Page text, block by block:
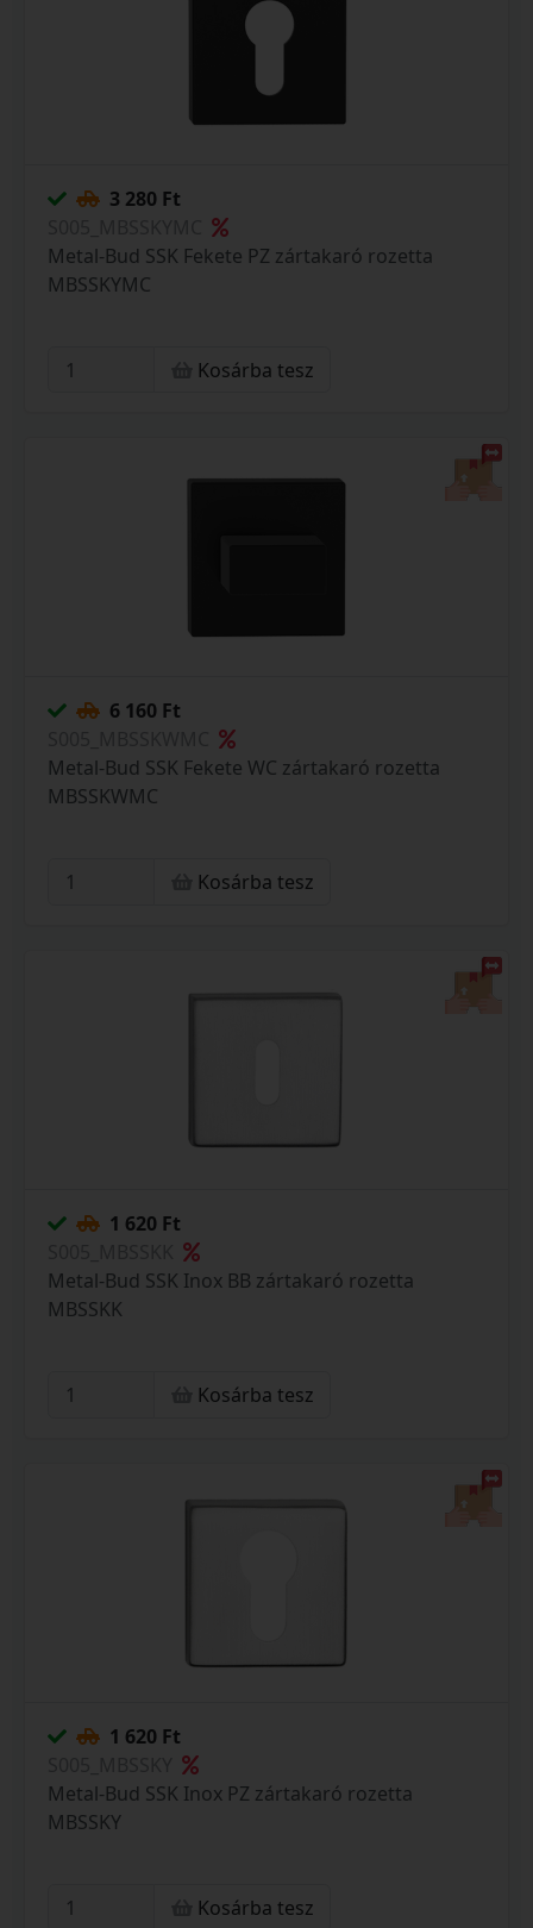
3 280 Ft
Metal-Bud SSK Fekete PZ zártakaró rozetta
MBSSKYMC
Kosárba tesz
6 160 Ft
Metal-Bud SSK Fekete WC zártakaró rozetta
MBSSKWMC
Kosárba tesz
1 620 Ft
Metal-Bud SSK Inox BB zártakaró rozetta
MBSSKK
Kosárba tesz
1 620 Ft
Metal-Bud SSK Inox PZ zártakaró rozetta
MBSSKY
Kosárba tesz